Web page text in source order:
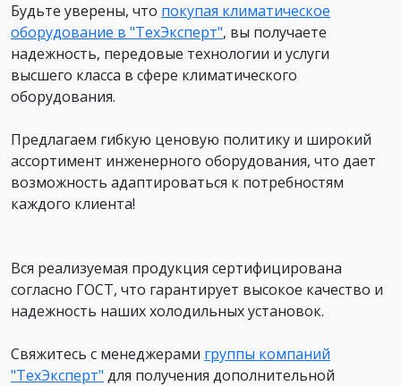
Будьте уверены, что покупая климатическое
оборудование в "ТехЭксперт", вы получаете
надежность, передовые технологии и услуги
высшего класса в сфере климатического
оборудования.
Предлагаем гибкую ценовую политику и широкий
ассортимент инженерного оборудования, что дает
возможность адаптироваться к потребностям
каждого клиента!
Вся реализуемая продукция сертифицирована
согласно ГОСТ, что гарантирует высокое качество и
надежность наших холодильных установок.
Свяжитесь с менеджерами группы компаний
"ТехЭксперт" для получения дополнительной